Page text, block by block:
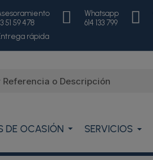
51 59 478
Whatsapp
614 133 799
rápida
DE OCASIÓN SERVICIOS